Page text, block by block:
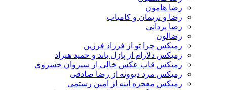
رضا هامون
رضا و نریمان و کامیاب
رضا یزدانی
رضالون
رمیکس چرا تو از فرزاد فرزین
رمیکس دلارام از پازل باند و حمید هیراد
رمیکس قاب عکس خالی از سیروان خسروی
رمیکس مرد دیوونه از رضا صادقی
رمیکس معجزه اینه از امین رستمی